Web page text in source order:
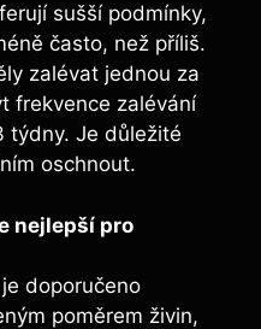
sušší podmínky,
často, než příliš.
zalévat jednou za
frekvence zalévání
týdny. Je důležité
oschnout.
nejlepší pro
doporučeno
poměrem živin,